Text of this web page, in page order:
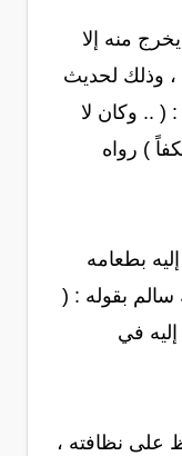
منه إلا
، وذلك لحديث
( .. وكان لا
) رواه
بطعامه
سالم بقوله : (
في
على نظافته ،